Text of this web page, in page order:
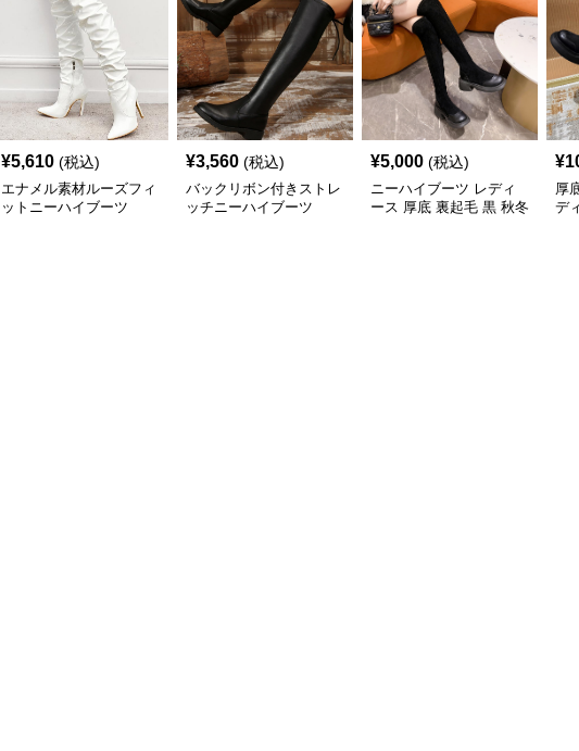
¥5,610 (税込)
エナメル素材ルーズフィ
ットニーハイブーツ
¥3,560 (税込)
バックリボン付きストレ
ッチニーハイブーツ
¥5,000 (税込)
ニーハイブーツ レディ
ース 厚底 裏起毛 黒 秋冬
¥
厚
デ